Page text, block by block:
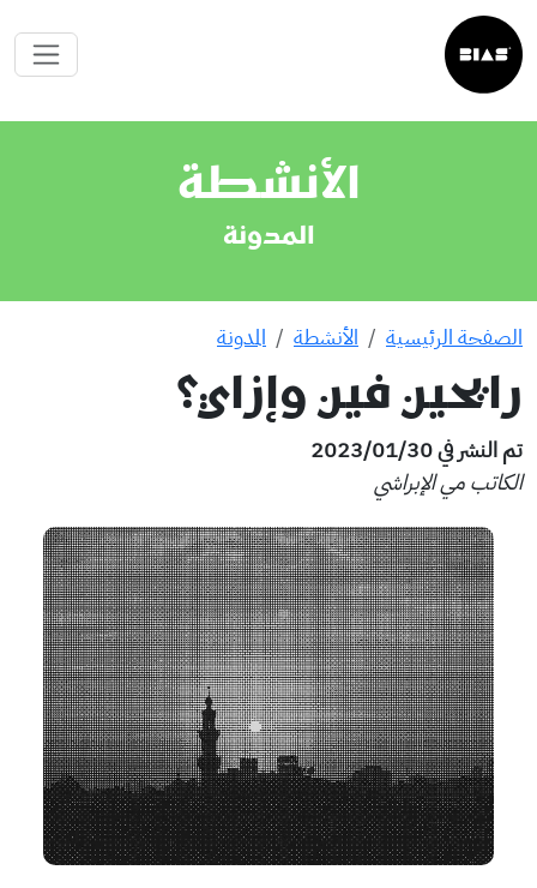
الأنشطة
المدونة
الصفحة الرئيسية الأنشطة المدونة
رايحين فين وإزاي؟
تم النشر في 30‏/01‏/2023
الكاتب مي الإبراشي